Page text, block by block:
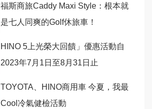
福斯商旅Caddy Maxi Style：根本就
是七人同爽的Golf休旅車！
HINO 5上光榮大回饋」優惠活動自
2023年7月1日至8月31日止
TOYOTA、HINO商用車 今夏，我最
Cool冷氣健檢活動